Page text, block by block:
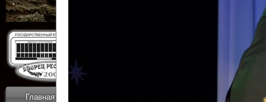
Главная Новости